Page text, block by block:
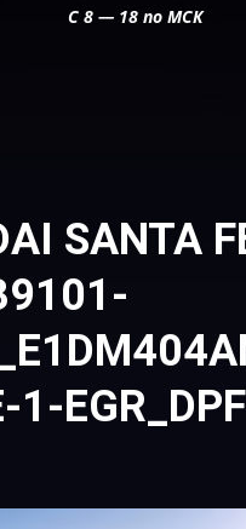
C 8 — 18 по МСК
SANTA
1-